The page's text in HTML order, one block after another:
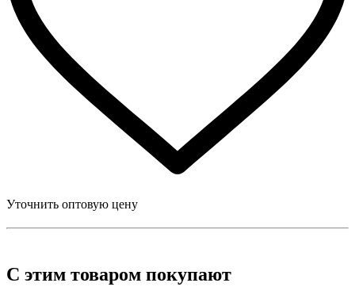
Уточнить оптовую цену
С этим товаром покупают